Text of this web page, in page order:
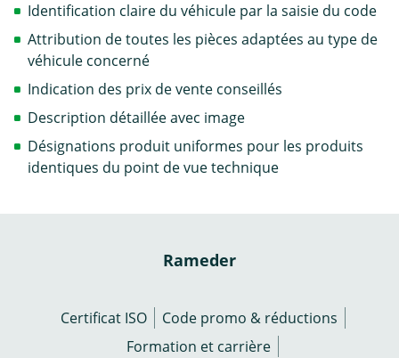
Identification claire du véhicule par la saisie du code
Attribution de toutes les pièces adaptées au type de
véhicule concerné
Indication des prix de vente conseillés
Description détaillée avec image
Désignations produit uniformes pour les produits
identiques du point de vue technique
Rameder
Certificat ISO
Code promo & réductions
Formation et carrière